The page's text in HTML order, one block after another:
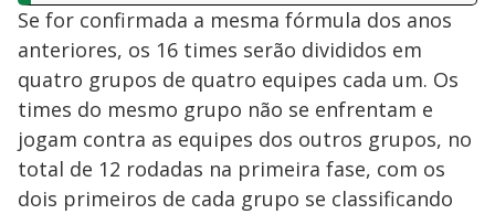
Se for confirmada a mesma fórmula dos anos
anteriores, os 16 times serão divididos em
quatro grupos de quatro equipes cada um. Os
times do mesmo grupo não se enfrentam e
jogam contra as equipes dos outros grupos, no
total de 12 rodadas na primeira fase, com os
dois primeiros de cada grupo se classificando